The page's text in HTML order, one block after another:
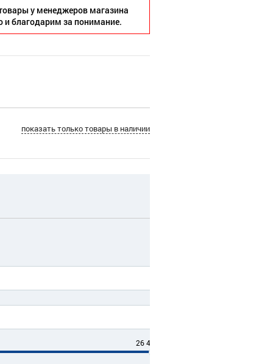
у менеджеров магазина
и благодарим за понимание.
показать только товары в наличии
26 497